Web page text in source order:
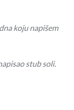
koju napišem
stub soli.